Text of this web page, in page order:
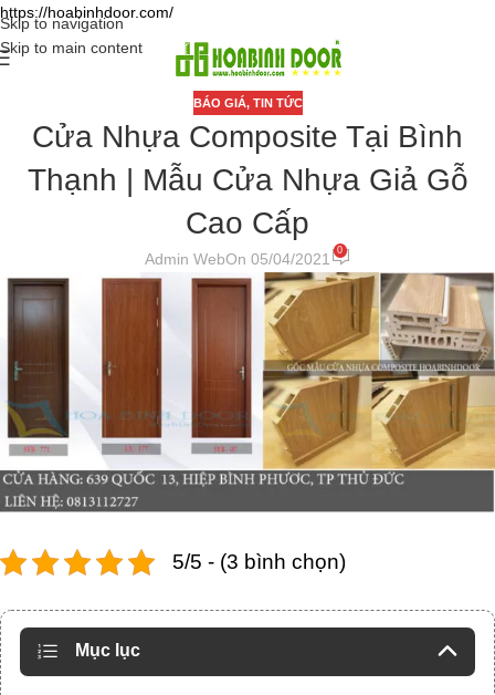
https://hoabinhdoor.com/
Skip to navigation
Skip to main content
BÁO GIÁ, TIN TỨC
Cửa Nhựa Composite Tại Bình
Thạnh | Mẫu Cửa Nhựa Giả Gỗ
Cao Cấp
Admin WebOn 05/04/2021 0
5/5 - (3 bình chọn)
Mục lục